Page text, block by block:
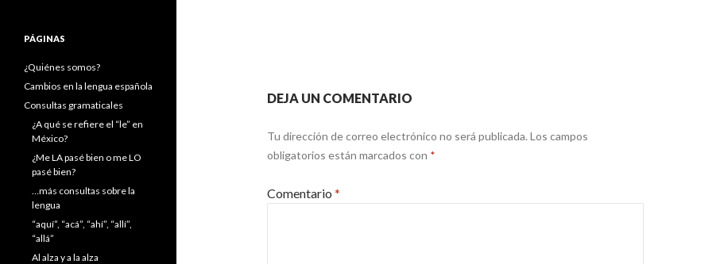
DEJA UN COMENTARIO
Tu dirección de correo electrónico no será publicada. Los campos
obligatorios están marcados con *
Comentario *
PÁGINAS
¿Quiénes somos?
Cambios en la lengua española
Consultas gramaticales
¿A qué se refiere el “le” en
México?
¿Me LA pasé bien o me LO
pasé bien?
…más consultas sobre la
lengua
“aquí”, “acá”, “ahí”, “allí”,
“allá”
Al alza y a la alza